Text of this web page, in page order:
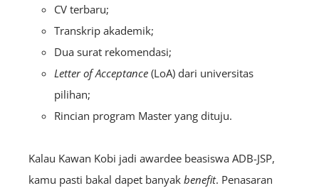
CV terbaru;
Transkrip akademik;
Dua surat rekomendasi;
Letter of Acceptance (LoA) dari universitas
pilihan;
Rincian program Master yang dituju.
Kalau Kawan Kobi jadi awardee beasiswa ADB-JSP,
kamu pasti bakal dapet banyak benefit. Penasaran